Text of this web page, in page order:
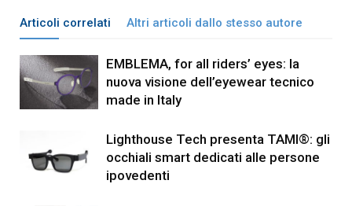
Articoli correlati Altri articoli dallo stesso autore
EMBLEMA, for all riders’ eyes: la
nuova visione dell’eyewear tecnico
made in Italy
Lighthouse Tech presenta TAMI®: gli
occhiali smart dedicati alle persone
ipovedenti